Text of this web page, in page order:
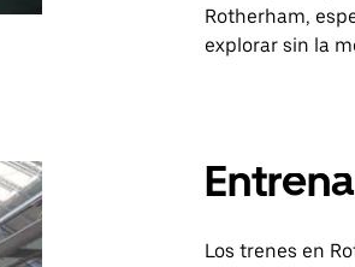
Rotherham,
explorar sin la
Los trenes en